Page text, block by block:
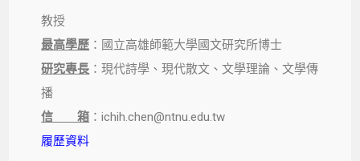
教授
最高學歷 ：國立高雄師範大學國文研究所博士
研究專長 ：現代詩學、現代散文、文學理論、文學傳
播
信 箱 ：ichih.chen@ntnu.edu.tw
履歷資料